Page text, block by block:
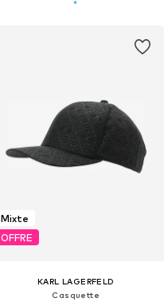
Mixte
OFFRE
KARL LAGERFELD
Casquette